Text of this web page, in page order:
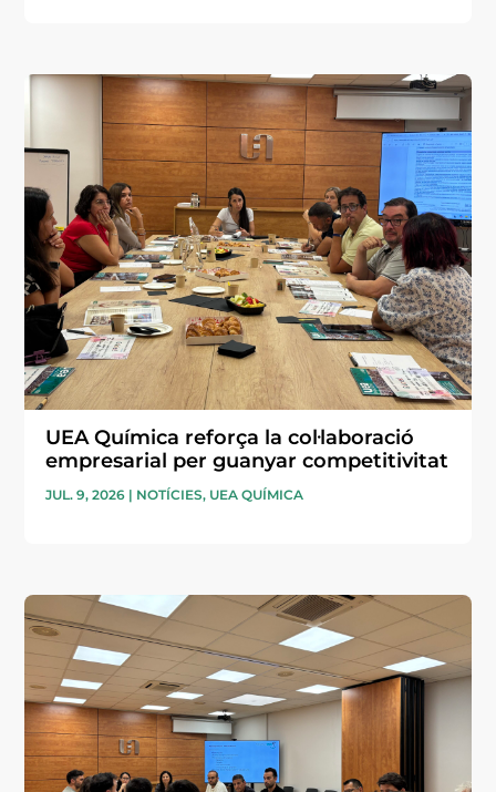
UEA Química reforça la col·laboració
empresarial per guanyar competitivitat
JUL. 9, 2026 | NOTÍCIES, UEA QUÍMICA